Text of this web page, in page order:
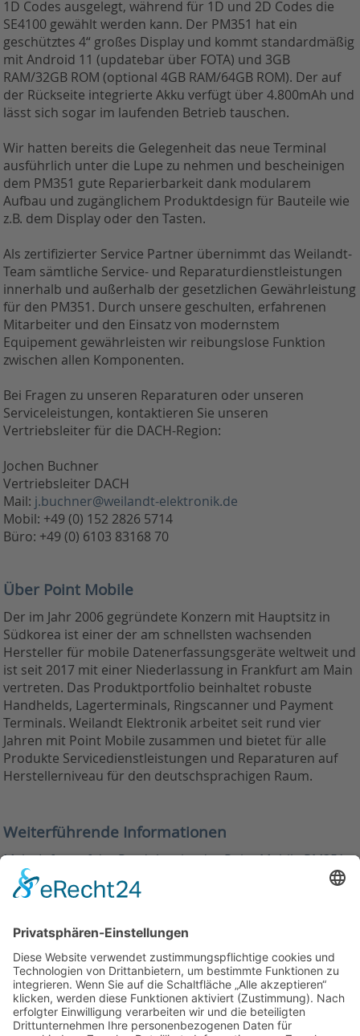
1D Codes ausgelegt, während für 1D und 2D Codes die
SE4100 gewählt werden kann. Der PM351 hat ein
geschütztes 4“ großes Display und kommt standardmäßig
mit Android 11 (updatebar über FOTA) und 3GB
RAM/32GB ROM (optional 4GB RAM/64GB ROM). Der auf
der Rückseite integrierte Akku verfügt über 4.800mAh und
lässt sich sogar im laufenden Betrieb tauschen.
Wir hatten bereits die Gelegenheit das neue Terminal
ausführlich unter die Lupe zu nehmen und bescheinigen
dem PM351 gute Reparierbarkeit dank modularem
Aufbau und zugänglichem Produktdesign für Bauteile wie
z.B. dem Display oder den Tasten.
Als zertifizierter Service Partner übernimmt das Weilandt-
Team sämtliche Service- und Reparaturdienstleistungen
innerhalb und außerhalb der gesetzlichen Gewährleistung
für den PM351. Durch unsere geschulten, erfahrenen
Mitarbeiter und den Einsatz von modernstem
Equipement gewährleisten wir reibungslose Funktion
zwischen allen Komponenten.
Bei Fragen zu unseren Reparaturen oder unseren
Serviceleistungen, kontaktieren Sie unseren
Vertriebsleiter für die DACH-Region:
Jochen Buchner
Vertriebsleiter DACH
Mail: j.buchner@weilandt-elektronik.de
Mobil: +49 (0) 152 2826 5714
Büro: +49 (0) 6103 83168 70
Über Point Mobile
Der im Jahr 2006 gegründete Konzern mit Hauptsitz in
Südkorea ist einer der am schnellsten wachsenden
Hersteller für mobile Datenerfassungsgeräte weltweit und
ist seit 2017 mit einer Niederlassung in Frankfurt am Main
vertreten. Das Produktportfolio beinhaltet robuste
Handhelds, Lagerterminals, Ringscanner und Payment
Terminals. Weilandt Elektronik arbeitet seit rund vier
Jahren mit Point Mobile zusammen und bietet für alle
Produkte Servicedienstleistungen und Reparaturen auf
Herstellerniveau für den deutschsprachigen Raum.
Weiterführende Informationen
Mehr Infos auf der Produktseite des Point Mobile PM351
Datenblatt Point Mobile PM351 (Deutsch)
Zurück
Weilandt Elektronik GmbH